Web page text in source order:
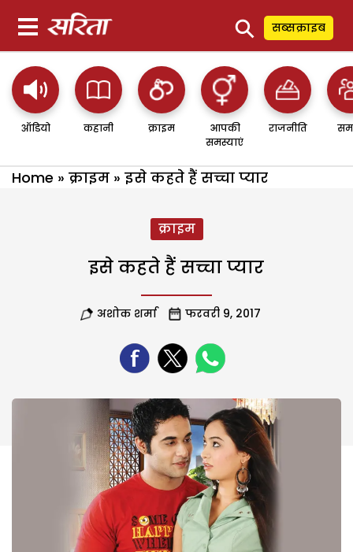
⚲ सब्सक्राइब
ऑडियो कहानी क्राइम
आपकी
समस्याएं
राजनीति
Home » क्राइम » इसे कहते हैं सच्चा प्यार
क्राइम
इसे कहते हैं सच्चा प्यार
अशोक शर्मा फरवरी 9, 2017